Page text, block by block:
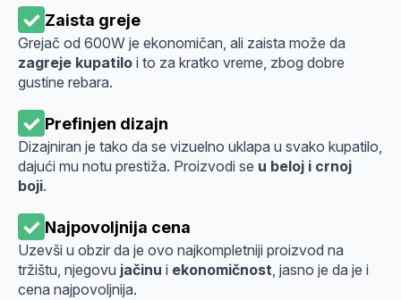
Zaista greje
Grejač od 600W je ekonomičan, ali zaista može da
zagreje kupatilo i to za kratko vreme, zbog dobre
gustine rebara.
Prefinjen dizajn
Dizajniran je tako da se vizuelno uklapa u svako kupatilo,
dajući mu notu prestiža. Proizvodi se u beloj i crnoj
boji.
Najpovoljnija cena
Uzevši u obzir da je ovo najkompletniji proizvod na
tržištu, njegovu jačinu i ekonomičnost, jasno je da je i
cena najpovoljnija.